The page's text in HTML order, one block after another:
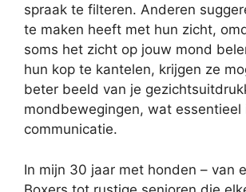
spraak te filteren. Anderen
te maken heeft met hun zicht,
soms het zicht op jouw mond
hun kop te kantelen, krijgen ze
beter beeld van je
mondbewegingen, wat essentieel
communicatie.
In mijn 30 jaar met honden – van